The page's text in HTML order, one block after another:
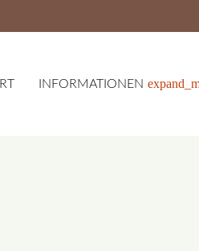
INFORMATIONEN